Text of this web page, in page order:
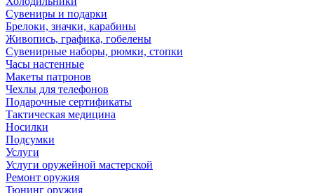
Сувениры и подарки
Брелоки, значки, карабины
Живопись, графика, гобелены
Сувенирные наборы, рюмки, стопки
Часы настенные
Макеты патронов
Чехлы для телефонов
Подарочные сертификаты
Тактическая медицина
Носилки
Подсумки
Услуги
Услуги оружейной мастерской
Ремонт оружия
Тюнинг оружия